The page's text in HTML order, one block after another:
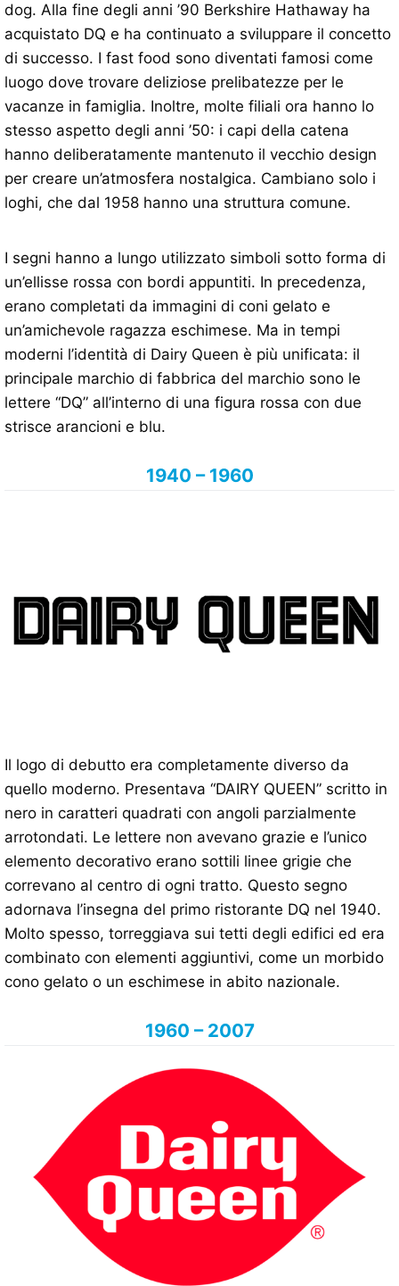
dog. Alla fine degli anni ’90 Berkshire Hathaway ha
acquistato DQ e ha continuato a sviluppare il concetto
di successo. I fast food sono diventati famosi come
luogo dove trovare deliziose prelibatezze per le
vacanze in famiglia. Inoltre, molte filiali ora hanno lo
stesso aspetto degli anni ’50: i capi della catena
hanno deliberatamente mantenuto il vecchio design
per creare un’atmosfera nostalgica. Cambiano solo i
loghi, che dal 1958 hanno una struttura comune.
I segni hanno a lungo utilizzato simboli sotto forma di
un’ellisse rossa con bordi appuntiti. In precedenza,
erano completati da immagini di coni gelato e
un’amichevole ragazza eschimese. Ma in tempi
moderni l’identità di Dairy Queen è più unificata: il
principale marchio di fabbrica del marchio sono le
lettere “DQ” all’interno di una figura rossa con due
strisce arancioni e blu.
1940 – 1960
Il logo di debutto era completamente diverso da
quello moderno. Presentava “DAIRY QUEEN” scritto in
nero in caratteri quadrati con angoli parzialmente
arrotondati. Le lettere non avevano grazie e l’unico
elemento decorativo erano sottili linee grigie che
correvano al centro di ogni tratto. Questo segno
adornava l’insegna del primo ristorante DQ nel 1940.
Molto spesso, torreggiava sui tetti degli edifici ed era
combinato con elementi aggiuntivi, come un morbido
cono gelato o un eschimese in abito nazionale.
1960 – 2007